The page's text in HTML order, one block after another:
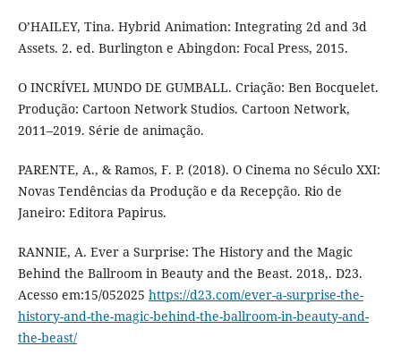
O’HAILEY, Tina. Hybrid Animation: Integrating 2d and 3d
Assets. 2. ed. Burlington e Abingdon: Focal Press, 2015.
O INCRÍVEL MUNDO DE GUMBALL. Criação: Ben Bocquelet.
Produção: Cartoon Network Studios. Cartoon Network,
2011–2019. Série de animação.
PARENTE, A., & Ramos, F. P. (2018). O Cinema no Século XXI:
Novas Tendências da Produção e da Recepção. Rio de
Janeiro: Editora Papirus.
RANNIE, A. Ever a Surprise: The History and the Magic
Behind the Ballroom in Beauty and the Beast. 2018,. D23.
Acesso em:15/052025 https://d23.com/ever-a-surprise-the-
history-and-the-magic-behind-the-ballroom-in-beauty-and-
the-beast/